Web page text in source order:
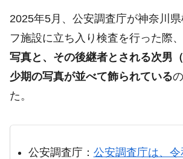
2025年5月、公安調査庁が神奈川
フ施設に立ち入り検査を行った際、
写真と、その後継者とされる次男
少期の写真が並べて飾られている
た。
公安調査庁： 公安調査庁は、